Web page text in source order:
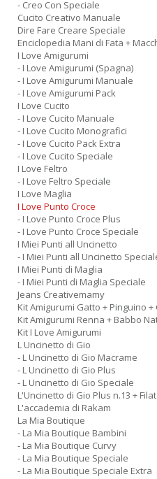
- Creo Con Speciale
Cucito Creativo Manuale
Dire Fare Creare Speciale
Enciclopedia Mani di Fata +
I Love Amigurumi
- I Love Amigurumi (Spagna)
- I Love Amigurumi Manuale
- I Love Amigurumi Pack
I Love Cucito
- I Love Cucito Manuale
- I Love Cucito Monografici
- I Love Cucito Pack Extra
- I Love Cucito Speciale
I Love Feltro
- I Love Feltro Speciale
I Love Maglia
I Love Punto Croce
- I Love Punto Croce Plus
- I Love Punto Croce Speciale
I Miei Punti all Uncinetto
- I Miei Punti all Uncinetto
I Miei Punti di Maglia
- I Miei Punti di Maglia Speciale
Jeans Creativemamy
Kit Amigurumi Gatto + Pinguino +
Kit Amigurumi Renna + Babbo
Kit I Love Amigurumi
L Uncinetto di Gio
- L Uncinetto di Gio Macrame
- L Uncinetto di Gio Plus
- L Uncinetto di Gio Speciale
L'Uncinetto di Gio Plus n.13 +
L'accademia di Rakam
La Mia Boutique
- La Mia Boutique Bambini
- La Mia Boutique Curvy
- La Mia Boutique Speciale
- La Mia Boutique Speciale Extra